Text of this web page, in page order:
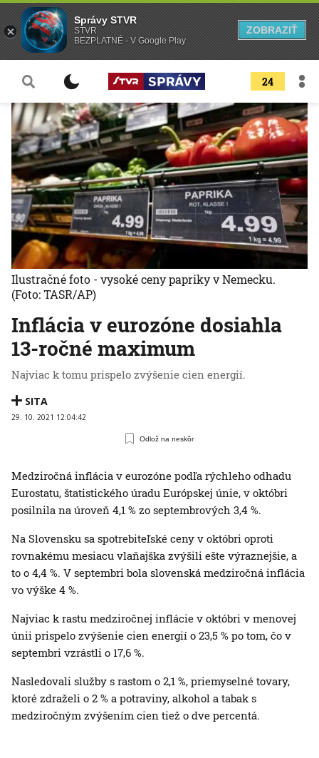
24
Inflácia v eurozóne dosiahla
13-ročné maximum
Najviac k tomu prispelo zvýšenie cien energií.
SITA
29. 10. 2021 12:04:42
Odlož na neskôr
Ilustračné foto - vysoké ceny papriky v Nemecku.
(Foto: TASR/AP)
Medziročná inflácia v eurozóne podľa rýchleho odhadu
Eurostatu, štatistického úradu Európskej únie, v októbri
posilnila na úroveň 4,1 % zo septembrových 3,4 %.
Na Slovensku sa spotrebiteľské ceny v októbri oproti
rovnakému mesiacu vlaňajška zvýšili ešte výraznejšie, a
to o 4,4 %. V septembri bola slovenská medziročná inflácia
vo výške 4 %.
Najviac k rastu medziročnej inflácie v októbri v menovej
únii prispelo zvýšenie cien energií o 23,5 % po tom, čo v
septembri vzrástli o 17,6 %.
Nasledovali služby s rastom o 2,1 %, priemyselné tovary,
ktoré zdraželi o 2 % a potraviny, alkohol a tabak s
medziročným zvýšením cien tiež o dve percentá.
Správy STVR
STVR
BEZPLATNÉ - V Google Play
ZOBRAZIŤ